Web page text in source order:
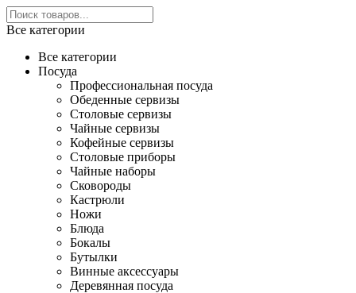
Все категории
Все категории
Посуда
Профессиональная посуда
Обеденные сервизы
Столовые сервизы
Чайные сервизы
Кофейные сервизы
Столовые приборы
Чайные наборы
Сковороды
Кастрюли
Ножи
Блюда
Бокалы
Бутылки
Винные аксессуары
Деревянная посуда